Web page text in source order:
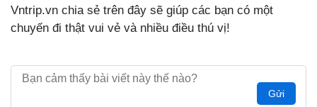
Vntrip.vn chia sẻ trên đây sẽ giúp các bạn có một
chuyến đi thật vui vẻ và nhiều điều thú vị!
Gửi